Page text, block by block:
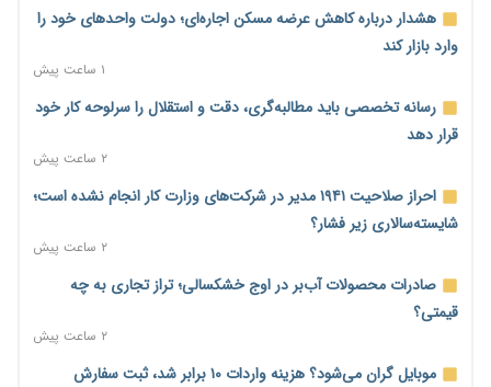
هشدار درباره کاهش عرضه مسکن اجاره‌ای؛ دولت واحدهای خود را
وارد بازار کند
۱ ساعت پیش
رسانه تخصصی باید مطالبه‌گری، دقت و استقلال را سرلوحه کار خود
قرار دهد
۲ ساعت پیش
احراز صلاحیت ۱۹۴۱ مدیر در شرکت‌های وزارت کار انجام نشده است؛
شایسته‌سالاری زیر فشار؟
۲ ساعت پیش
صادرات محصولات آب‌بر در اوج خشکسالی؛ تراز تجاری به چه
قیمتی؟
۲ ساعت پیش
موبایل گران می‌شود؟ هزینه واردات ۱۰ برابر شد، ثبت سفارش